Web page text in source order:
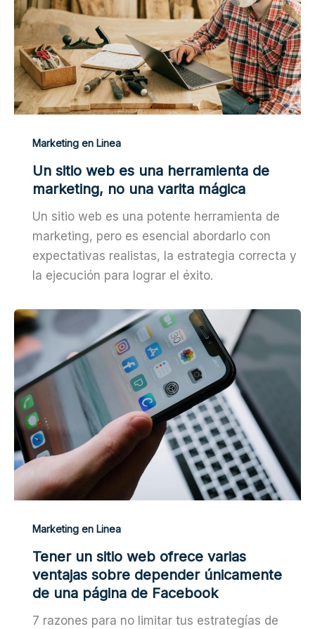
Marketing en Linea
Un sitio web es una herramienta de
marketing, no una varita mágica
Un sitio web es una potente herramienta de
marketing, pero es esencial abordarlo con
expectativas realistas, la estrategia correcta y
la ejecución para lograr el éxito.
Marketing en Linea
Tener un sitio web ofrece varias
ventajas sobre depender únicamente
de una página de Facebook
7 razones para no limitar tus estrategías de